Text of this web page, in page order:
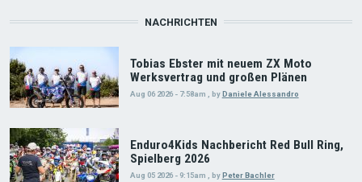
NACHRICHTEN
Tobias Ebster mit neuem ZX Moto
Werksvertrag und großen Plänen
Aug 06 2026 - 7:58am byDaniele Alessandro
Enduro4Kids Nachbericht Red Bull Ring,
Spielberg 2026
Aug 05 2026 - 9:15am byPeter Bachler